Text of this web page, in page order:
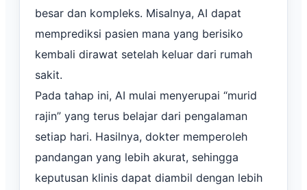
besar dan kompleks. Misalnya, AI dapat
memprediksi pasien mana yang berisiko
kembali dirawat setelah keluar dari rumah
sakit.
Pada tahap ini, AI mulai menyerupai “murid
rajin” yang terus belajar dari pengalaman
setiap hari. Hasilnya, dokter memperoleh
pandangan yang lebih akurat, sehingga
keputusan klinis dapat diambil dengan lebih